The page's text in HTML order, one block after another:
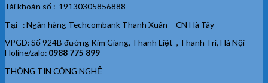
Tài khoản số : 19130305856888
Tại : Ngân hàng Techcombank Thanh Xuân – CN Hà Tây
VPGD: Số 924B đường Kim Giang, Thanh Liệt , Thanh Trì, Hà Nội
Holine/zalo: 0988 775 899
THÔNG TIN CÔNG NGHỆ